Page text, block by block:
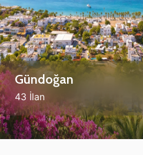
Gündoğan
43 İlan